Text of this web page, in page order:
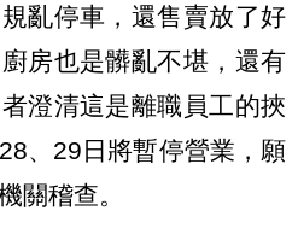
亂停車，還售賣放了好
房也是髒亂不堪，還有
澄清這是離職員工的挾
、29日將暫停營業，願
關稽查。